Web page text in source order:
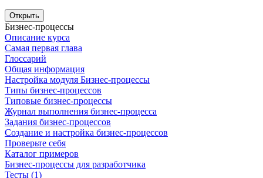
Открыть
Бизнес-процессы
Описание курса
Самая первая глава
Глоссарий
Общая информация
Настройка модуля Бизнес-процессы
Типы бизнес-процессов
Типовые бизнес-процессы
Журнал выполнения бизнес-процесса
Задания бизнес-процессов
Создание и настройка бизнес-процессов
Проверьте себя
Каталог примеров
Бизнес-процессы для разработчика
Тесты (1)